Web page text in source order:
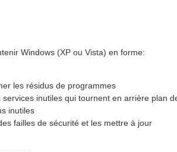
Windows (XP ou Vista) en forme:
les résidus de programmes
services inutiles qui tournent en arrière plan
inutiles
failles de sécurité et les mettre à jour